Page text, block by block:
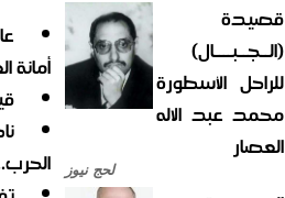
قصيدة
(الــجــبــــال)
للراحل الأسطورة
محمد عبد الاله
العصار
لحج نيوز
أمانة